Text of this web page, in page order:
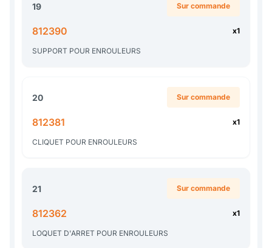
19 Sur commande
812390 x1
SUPPORT POUR ENROULEURS
20 Sur commande
812381 x1
CLIQUET POUR ENROULEURS
21 Sur commande
812362 x1
LOQUET D'ARRET POUR ENROULEURS